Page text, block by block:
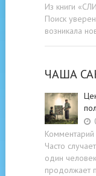
Из книги
Поиск
возникала
ЧАША
Часто
один
продолжает